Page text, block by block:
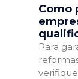
Como
Para